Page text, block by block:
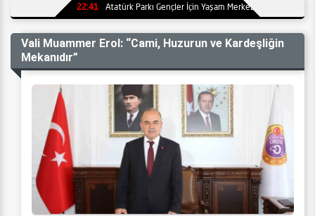
22:41 Atatürk Parkı Gençler İçin Yaşam Merkezine Dönüşüyor
Vali Muammer Erol: “Cami, Huzurun ve Kardeşliğin
Mekanıdır”